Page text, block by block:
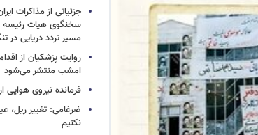
جزئیاتی از مذاکرات
سخنگوی هیات
مسیر تردد دریایی در
روایت پزشکیان از
امشب منتشر می‌شود
فرمانده نیروی هوایی
ضرغامی: تغییر
نکنیم